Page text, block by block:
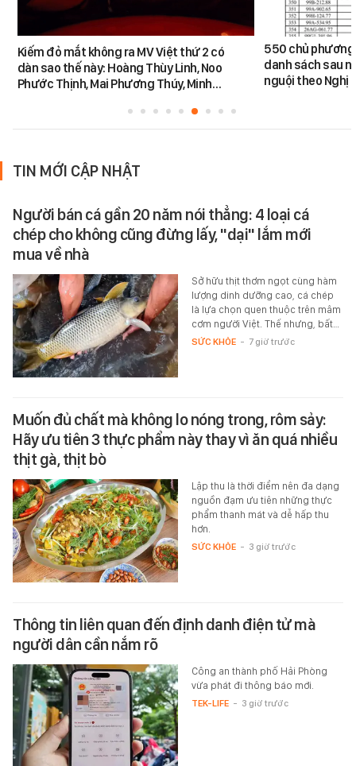
Kiếm đỏ mắt không ra MV Việt thứ 2 có
dàn sao thế này: Hoàng Thùy Linh, Noo
Phước Thịnh, Mai Phương Thúy, Minh…
550 chủ
danh sách sau
nguội theo Nghị
TIN MỚI CẬP NHẬT
Người bán cá gần 20 năm nói thẳng: 4 loại cá
chép cho không cũng đừng lấy, "dại" lắm mới
mua về nhà
Sở hữu thịt thơm ngọt cùng hàm
lượng dinh dưỡng cao, cá chép
là lựa chọn quen thuộc trên mâm
cơm người Việt. Thế nhưng, bất…
SỨC KHỎE - 7 giờ trước
Muốn đủ chất mà không lo nóng trong, rôm sảy:
Hãy ưu tiên 3 thực phẩm này thay vì ăn quá nhiều
thịt gà, thịt bò
Lập thu là thời điểm nên đa dạng
nguồn đạm ưu tiên những thực
phẩm thanh mát và dễ hấp thu
hơn.
SỨC KHỎE - 3 giờ trước
Thông tin liên quan đến định danh điện tử mà
người dân cần nắm rõ
Công an thành phố Hải Phòng
vừa phát đi thông báo mới.
TEK-LIFE - 3 giờ trước